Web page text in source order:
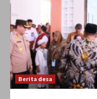
Berita desa